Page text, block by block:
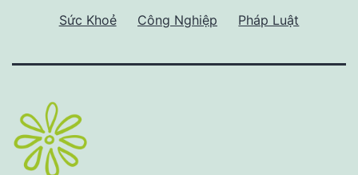
Sức Khoẻ Công Nghiệp Pháp Luật